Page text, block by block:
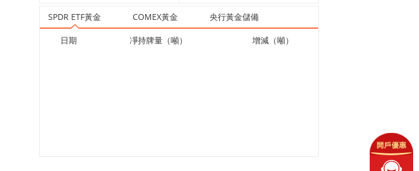
SPDR ETF黃金 COMEX黃金 央行黃金儲備
日期 凈持牌量（噸） 增減（噸）